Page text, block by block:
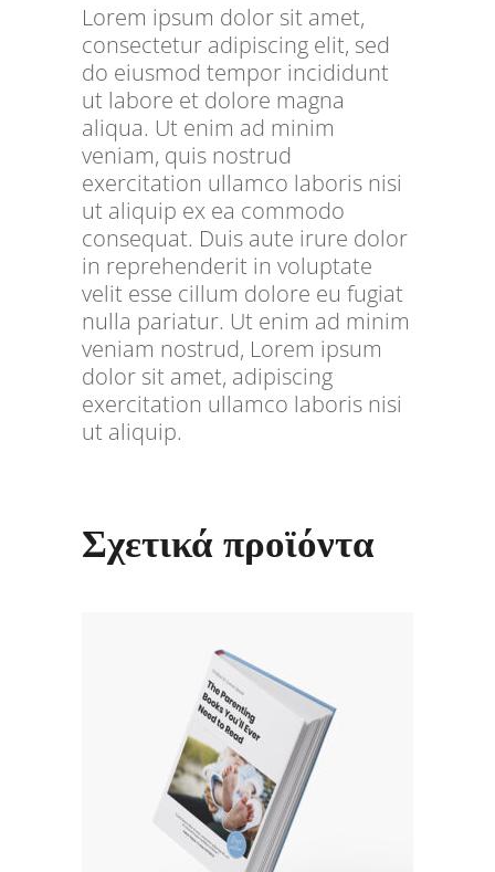
Lorem ipsum dolor sit amet,
consectetur adipiscing elit, sed
do eiusmod tempor incididunt
ut labore et dolore magna
aliqua. Ut enim ad minim
veniam, quis nostrud
exercitation ullamco laboris nisi
ut aliquip ex ea commodo
consequat. Duis aute irure dolor
in reprehenderit in voluptate
velit esse cillum dolore eu fugiat
nulla pariatur. Ut enim ad minim
veniam nostrud, Lorem ipsum
dolor sit amet, adipiscing
exercitation ullamco laboris nisi
ut aliquip.
Σχετικά προϊόντα
ΠΡΟΣΘΉΚΗ ΣΤΟ ΚΑΛΆΘΙ